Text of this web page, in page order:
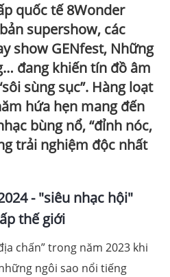
quốc tế 8Wonder
supershow, các
show GENfest, Những
đang khiến tín đồ âm
sùng sục”. Hàng loạt
hứa hẹn mang đến
bùng nổ, “đỉnh nóc,
trải nghiệm độc nhất
- "siêu nhạc hội"
thế giới
chấn” trong năm 2023 khi
ngôi sao nổi tiếng